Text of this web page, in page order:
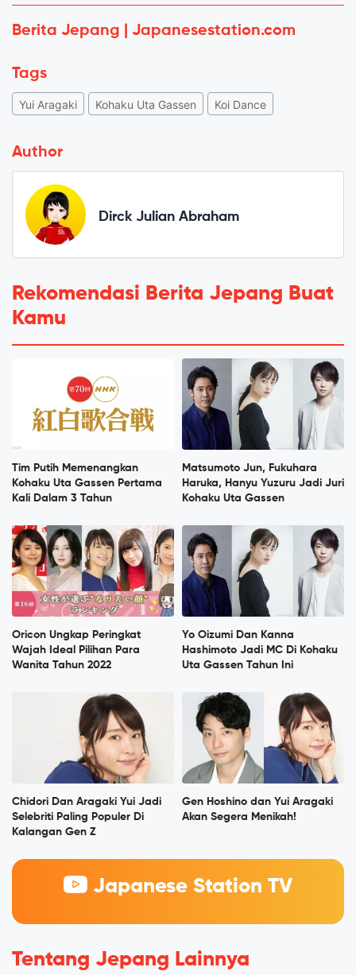
Berita Jepang | Japanesestation.com
Tags
Yui Aragaki Kohaku Uta Gassen Koi Dance
Author
Dirck Julian Abraham
Rekomendasi Berita Jepang Buat
Kamu
Tim Putih Memenangkan
Kohaku Uta Gassen Pertama
Kali Dalam 3 Tahun
Matsumoto Jun, Fukuhara
Haruka, Hanyu Yuzuru Jadi Juri
Kohaku Uta Gassen
Oricon Ungkap Peringkat
Wajah Ideal Pilihan Para
Wanita Tahun 2022
Yo Oizumi Dan Kanna
Hashimoto Jadi MC Di Kohaku
Uta Gassen Tahun Ini
Chidori Dan Aragaki Yui Jadi
Selebriti Paling Populer Di
Kalangan Gen Z
Gen Hoshino dan Yui Aragaki
Akan Segera Menikah!
Japanese Station TV
Tentang Jepang Lainnya